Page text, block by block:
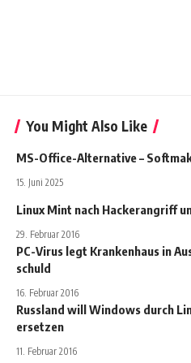
You Might Also Like
MS-Office-Alternative –
15. Juni 2025
Linux Mint nach Hackerangriff
29. Februar 2016
PC-Virus legt Krankenhaus in
schuld
16. Februar 2016
Russland will Windows durch
ersetzen
11. Februar 2016